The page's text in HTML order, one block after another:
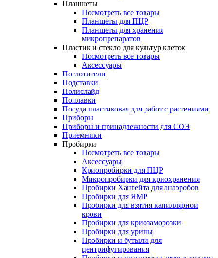
Планшеты
Посмотреть все товары
Планшеты для ПЦР
Планшеты для хранения
микропрепаратов
Пластик и стекло для культур клеток
Посмотреть все товары
Аксессуары
Поглотители
Подставки
Полислайд
Поплавки
Посуда пластиковая для работ с растениями
Приборы
Приборы и принадлежности для СОЭ
Приемники
Пробирки
Посмотреть все товары
Аксессуары
Криопробирки для ПЦР
Микропробирки для криохранения
Пробирки Хангейта для анаэробов
Пробирки для ЯМР
Пробирки для взятия капиллярной
крови
Пробирки для криозаморозки
Пробирки для урины
Пробирки и бутыли для
центрифугирования